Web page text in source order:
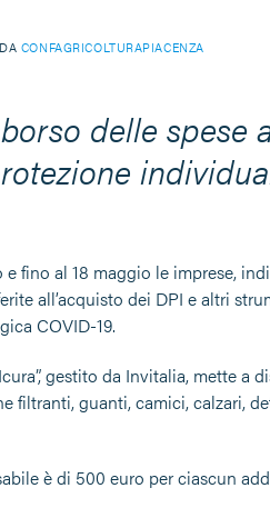
DA CONFAGRICOLTURAPIACENZA
delle spese
e fino al 18 maggio le imprese,
all’acquisto dei DPI e altri
COVID-19.
gestito da Invitalia, mette
filtranti, guanti, camici, calzari,
è di 500 euro per ciascun